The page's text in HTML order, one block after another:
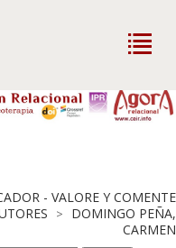
- VALORE Y COMENTE
> DOMINGO PEÑA,
CARMEN